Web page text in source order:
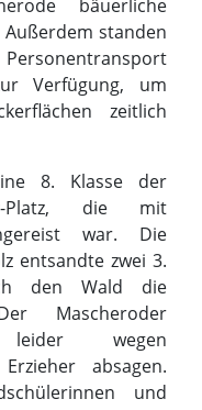
8. Klasse der
Platz, die mit
war. Die
entsandte zwei 3.
den Wald die
leider wegen
absagen.
und
schon früh
sie nahmen nach
ein. So
zu